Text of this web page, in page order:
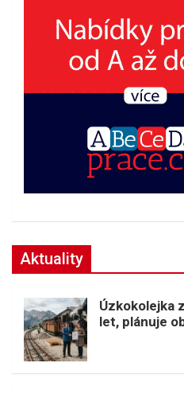
Aktuality
Úzkokolejka
let, plánuje